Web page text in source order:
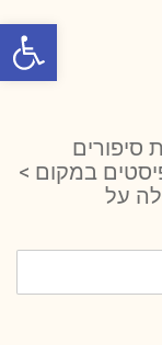
סיפורים
במקום >
על
פתח